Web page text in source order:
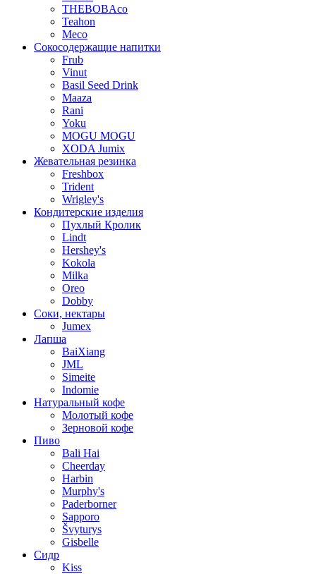
THEBOBAco
Teahon
Meco
Сокосодержащие напитки
Frub
Vinut
Basil Seed Drink
Maaza
Rani
Yoku
MOGU MOGU
XODA Jumix
Жевательная резинка
Freshbox
Trident
Wrigley's
Кондитерские изделия
Пухлый Кролик
Lindt
Hershey's
Kokola
Milka
Oreo
Dobby
Соки, нектары
Jumex
Лапша
BaiXiang
JML
Simeite
Indomie
Натуральный кофе
Молотый кофе
Зерновой кофе
Пиво
Bali Hai
Cheerday
Harbin
Murphy's
Paderborner
Sapporo
Švyturys
Gisbelle
Сидр
Kiss